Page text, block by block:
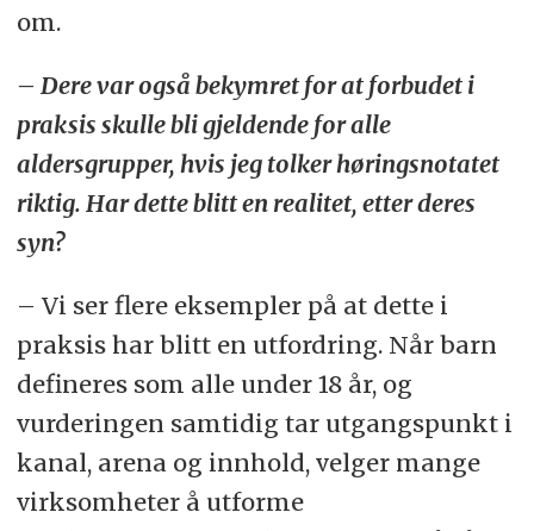
om.
– Dere var også bekymret for at forbudet i
praksis skulle bli gjeldende for alle
aldersgrupper, hvis jeg tolker høringsnotatet
riktig. Har dette blitt en realitet, etter deres
syn?
– Vi ser flere eksempler på at dette i
praksis har blitt en utfordring. Når barn
defineres som alle under 18 år, og
vurderingen samtidig tar utgangspunkt i
kanal, arena og innhold, velger mange
virksomheter å utforme